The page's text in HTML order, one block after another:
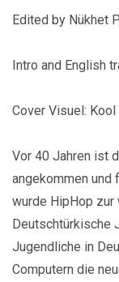
Edited by Nükhet
Intro and English
Cover Visuel:
Vor 40 Jahren ist
angekommen und
wurde HipHop zur
Deutschtürkische
Jugendliche in
Computern die